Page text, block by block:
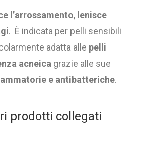
l’arrossamento, lenisce
. È indicata per pelli sensibili
adatta alle pelli
acneica grazie alle sue
e antibatteriche.
prodotti collegati